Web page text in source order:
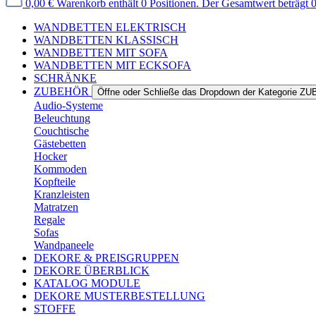
0,00 € Warenkorb enthält 0 Positionen. Der Gesamtwert beträgt
WANDBETTEN ELEKTRISCH
WANDBETTEN KLASSISCH
WANDBETTEN MIT SOFA
WANDBETTEN MIT ECKSOFA
SCHRÄNKE
ZUBEHÖR
Öffne oder Schließe das Dropdown der Kategorie
Audio-Systeme
Beleuchtung
Couchtische
Gästebetten
Hocker
Kommoden
Kopfteile
Kranzleisten
Matratzen
Regale
Sofas
Wandpaneele
DEKORE & PREISGRUPPEN
DEKORE ÜBERBLICK
KATALOG MODULE
DEKORE MUSTERBESTELLUNG
STOFFE